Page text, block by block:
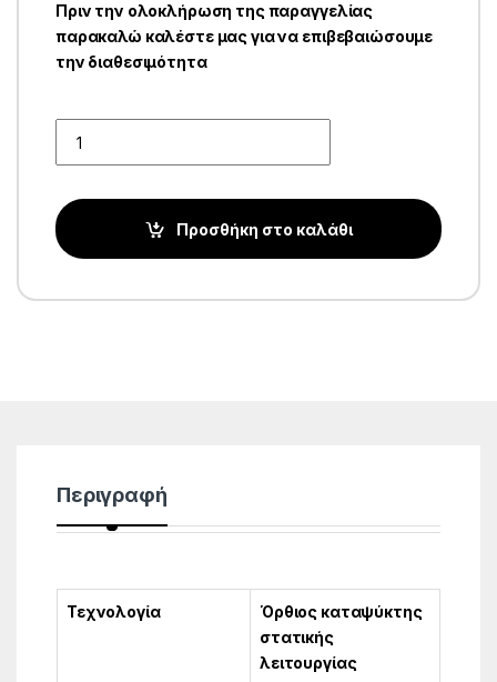
Πριν την ολοκλήρωση της παραγγελίας
παρακαλώ καλέστε μας για να επιβεβαιώσουμε
την διαθεσιμότητα
Προσθήκη στο καλάθι
Περιγραφή
Τεχνολογία
Όρθιος καταψύκτης
στατικής
λειτουργίας